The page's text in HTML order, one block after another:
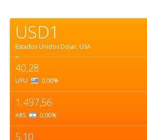
USD1
Estados Unidos Dólar. USA
=
40,28
UYU 0,00%
1.497,56
ARS 0,00%
5,10